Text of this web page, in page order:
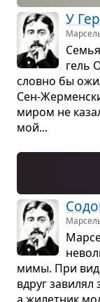
У
гель
словно бы
Сен-
миром не
мой...
мимы. При
вдруг зави­лял
а жилет­ник